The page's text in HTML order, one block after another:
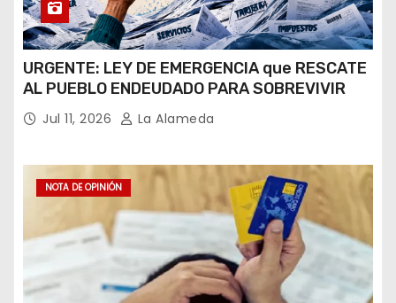
URGENTE: LEY DE EMERGENCIA que RESCATE
AL PUEBLO ENDEUDADO PARA SOBREVIVIR
Jul 11, 2026 La Alameda
NOTA DE OPINIÓN